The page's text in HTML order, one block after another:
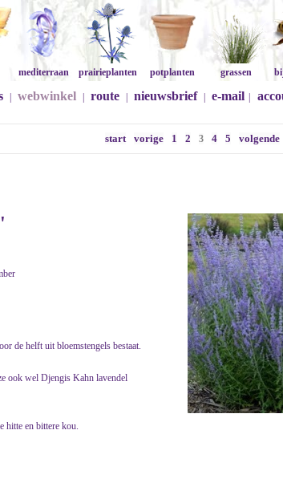
mediterraan prairieplanten potplanten grassen
webwinkel route nieuwsbrief e-mail
start vorige 1 2 3 4 5 volgende
de helft uit bloemstengels bestaat.
ook wel Djengis Kahn lavendel
hitte en bittere kou.